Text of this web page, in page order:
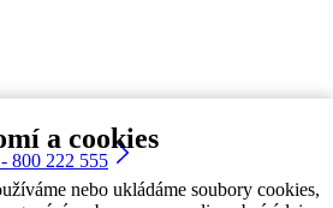
a cookies
nebo ukládáme soubory cookies,
800 222 555